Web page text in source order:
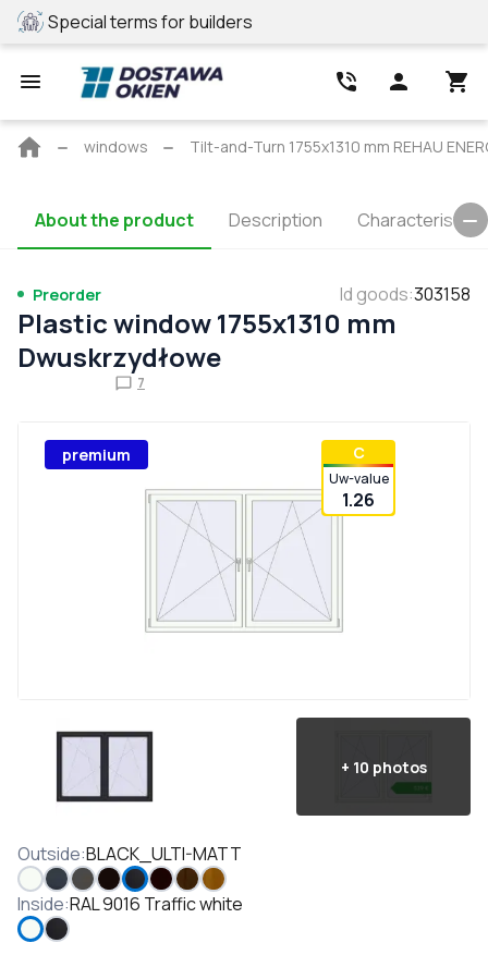
Special terms for builders
Main
windows Tilt-and-Turn 1755x1310 mm REHAU
About the product Description Characteristics
Preorder Id goods:303158
Plastic window 1755x1310 mm
Dwuskrzydłowe
7
premium С
Uw-value
1.26
+ 10 photos
Outside:BLACK_ULTI-MATT
Inside:RAL 9016 Traffic white